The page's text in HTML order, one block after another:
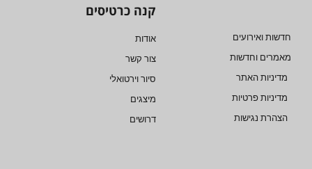
חדשות ואירועים
מאמרים וחדשות
מדיניות האתר
מדיניות פרטיות
הצהרת נגישות
קנה כרטיסים
אודות
צור קשר
סיור וירטואלי
מיצגים
דרושים